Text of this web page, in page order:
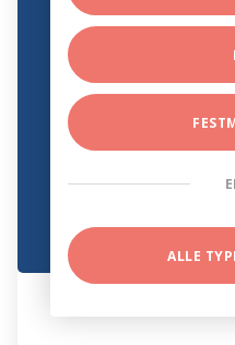
ALLE